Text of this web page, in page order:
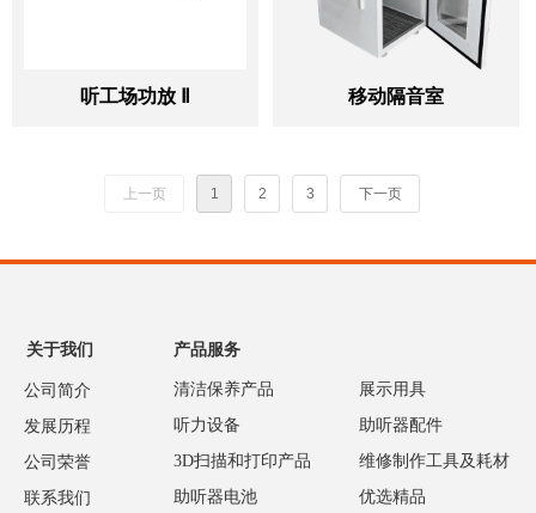
听工场功放 Ⅱ 移动隔音室
上一页 1 2 3 下一页
关于我们
公司简介
发展历程
公司荣誉
联系我们
产品服务
展示用具
助听器配件
维修制作工具及耗材
优选精品
清洁保养产品
听力设备
3D扫描和打印产品
助听器电池
微信公众号